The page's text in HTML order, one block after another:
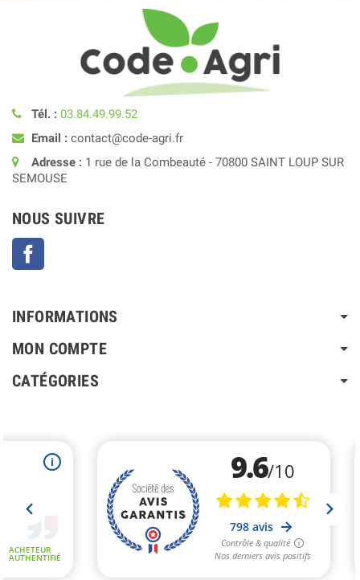
Tél. : 03.84.49.99.52
Email : contact@code-agri.fr
Adresse : 1 rue de la Combeauté - 70800 SAINT LOUP SUR
SEMOUSE
NOUS SUIVRE
INFORMATIONS
MON COMPTE
CATÉGORIES